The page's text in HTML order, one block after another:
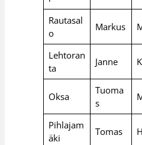
Rautasal
o
Markus
Lehtoran
ta
Janne
Oksa
Tuoma
s
Pihlajam
äki
Tomas